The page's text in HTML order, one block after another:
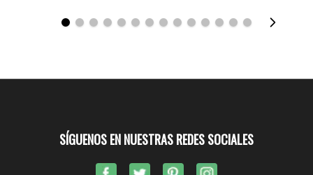
SÍGUENOS EN NUESTRAS REDES SOCIALES